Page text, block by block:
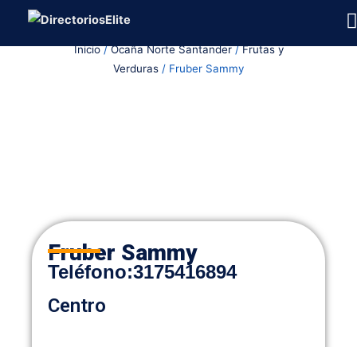
Inicio/Ocaña Norte Santander/Frutas y
Verduras / Fruber Sammy
Fruber Sammy
Teléfono:3175416894
Centro